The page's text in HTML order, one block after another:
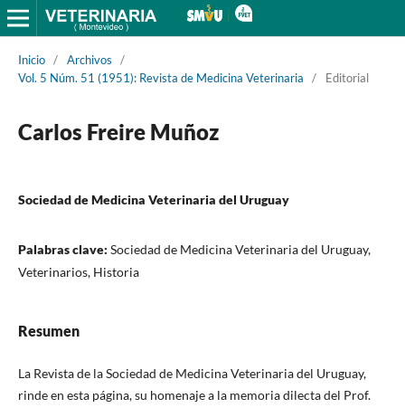
Inicio / Archivos
/
Vol. 5 Núm. 51 (1951): Revista de Medicina Veterinaria
/ Editorial
Carlos Freire Muñoz
Sociedad de Medicina Veterinaria del Uruguay
Palabras clave: Sociedad de Medicina Veterinaria del Uruguay,
Veterinarios, Historia
Resumen
La Revista de la Sociedad de Medicina Veterinaria del Uruguay,
rinde en esta página, su homenaje a la memoria dilecta del Prof.